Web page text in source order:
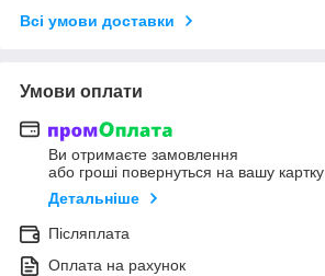
Всі умови доставки
Умови оплати
Ви отримаєте замовлення
або гроші повернуться на вашу картку
Детальніше
Післяплата
Оплата на рахунок